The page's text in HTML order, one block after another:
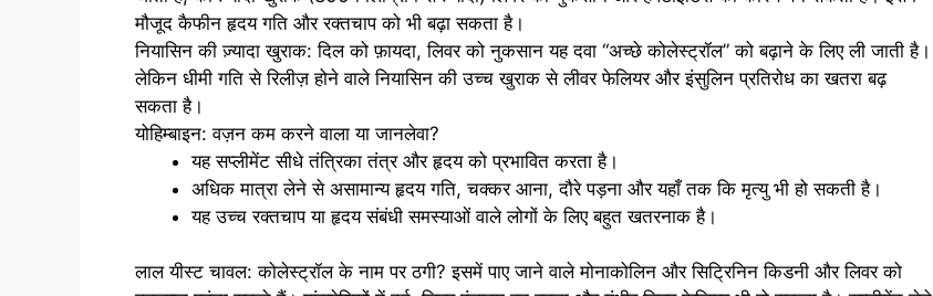
मौजूद कैफीन हृदय गति और रक्तचाप को भी बढ़ा सकता है।
नियासिन की ज़्यादा खुराक: दिल को फ़ायदा, लिवर को नुकसान यह दवा “अच्छे कोलेस्ट्रॉल” को बढ़ाने के लिए ली जाती है।
लेकिन धीमी गति से रिलीज़ होने वाले नियासिन की उच्च खुराक से लीवर फेलियर और इंसुलिन प्रतिरोध का खतरा बढ़
सकता है।
योहिम्बाइन: वज़न कम करने वाला या जानलेवा?
यह सप्लीमेंट सीधे तंत्रिका तंत्र और हृदय को प्रभावित करता है।
अधिक मात्रा लेने से असामान्य हृदय गति, चक्कर आना, दौरे पड़ना और यहाँ तक कि मृत्यु भी हो सकती है।
यह उच्च रक्तचाप या हृदय संबंधी समस्याओं वाले लोगों के लिए बहुत खतरनाक है।
लाल यीस्ट चावल: कोलेस्ट्रॉल के नाम पर ठगी? इसमें पाए जाने वाले मोनाकोलिन और सिट्रिनिन किडनी और लिवर को